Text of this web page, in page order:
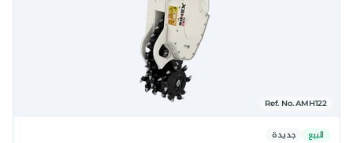
Ref. No. AMH122
للبيع
جديدة